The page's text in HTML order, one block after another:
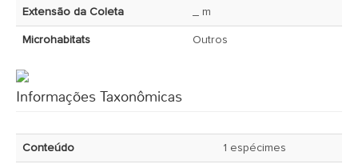
Extensão da Coleta _ m
Microhabitats Outros
Informações Taxonômicas
Conteúdo 1 espécimes